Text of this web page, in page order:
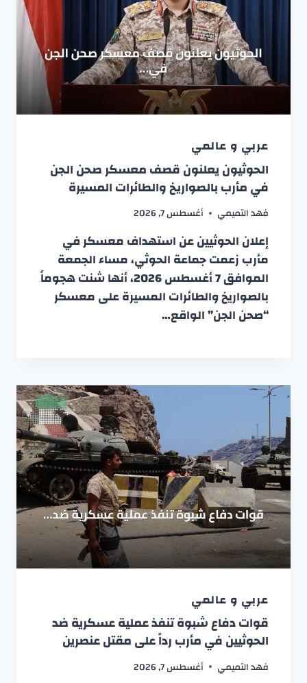
عربي و عالمي
الحوثيون يعلنون قصف معسكر صحن الجن
في مأرب بالصواريخ والطائرات المسيرة
فهد التميمي أغسطس 7, 2026
إعلان الحوثيين عن استهداف معسكر في
مأرب زعمت جماعة الحوثي، مساء الجمعة
الموافق 7 أغسطس 2026، أنها شنت هجوماً
بالصواريخ والطائرات المسيرة على معسكر
“صحن الجن” الواقع…
عربي و عالمي
قوات دفاع شبوة تنفذ عملية عسكرية ضد
الحوثيين في مأرب رداً على مقتل عنصرين
فهد التميمي أغسطس 7, 2026